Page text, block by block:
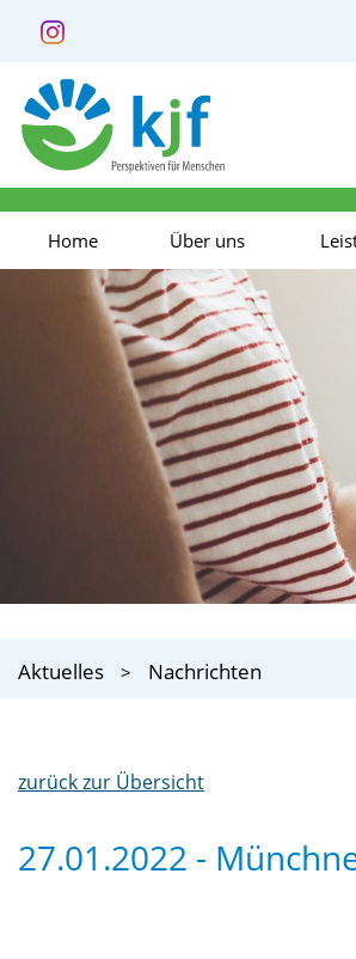
Home Über uns
Aktuelles Nachrichten
zurück zur Übersicht
27.01.2022 -